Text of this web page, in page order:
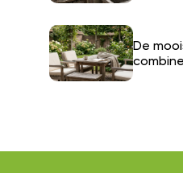
De